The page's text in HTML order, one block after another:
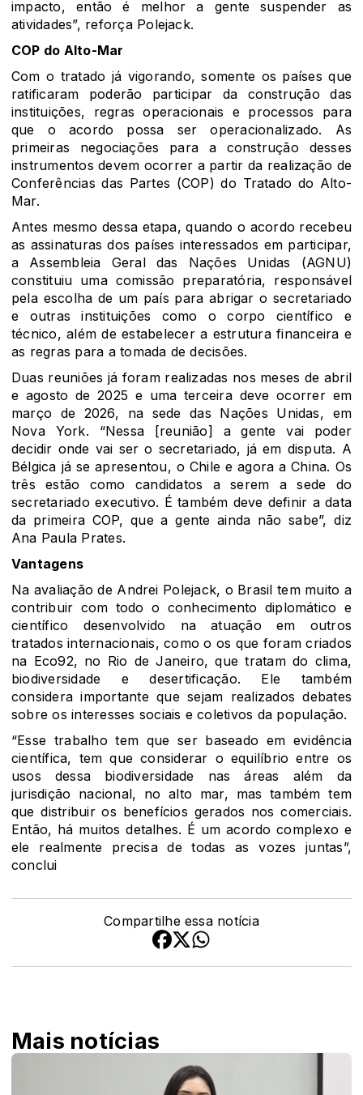
impacto, então é melhor a gente suspender as
atividades”, reforça Polejack.
COP do Alto-Mar
Com o tratado já vigorando, somente os países que
ratificaram poderão participar da construção das
instituições, regras operacionais e processos para
que o acordo possa ser operacionalizado. As
primeiras negociações para a construção desses
instrumentos devem ocorrer a partir da realização de
Conferências das Partes (COP) do Tratado do Alto-
Mar.
Antes mesmo dessa etapa, quando o acordo recebeu
as assinaturas dos países interessados em participar,
a Assembleia Geral das Nações Unidas (AGNU)
constituiu uma comissão preparatória, responsável
pela escolha de um país para abrigar o secretariado
e outras instituições como o corpo científico e
técnico, além de estabelecer a estrutura financeira e
as regras para a tomada de decisões.
Duas reuniões já foram realizadas nos meses de abril
e agosto de 2025 e uma terceira deve ocorrer em
março de 2026, na sede das Nações Unidas, em
Nova York. “Nessa [reunião] a gente vai poder
decidir onde vai ser o secretariado, já em disputa. A
Bélgica já se apresentou, o Chile e agora a China. Os
três estão como candidatos a serem a sede do
secretariado executivo. É também deve definir a data
da primeira COP, que a gente ainda não sabe”, diz
Ana Paula Prates.
Vantagens
Na avaliação de Andrei Polejack, o Brasil tem muito a
contribuir com todo o conhecimento diplomático e
científico desenvolvido na atuação em outros
tratados internacionais, como o os que foram criados
na Eco92, no Rio de Janeiro, que tratam do clima,
biodiversidade e desertificação. Ele também
considera importante que sejam realizados debates
sobre os interesses sociais e coletivos da população.
“Esse trabalho tem que ser baseado em evidência
científica, tem que considerar o equilíbrio entre os
usos dessa biodiversidade nas áreas além da
jurisdição nacional, no alto mar, mas também tem
que distribuir os benefícios gerados nos comerciais.
Então, há muitos detalhes. É um acordo complexo e
ele realmente precisa de todas as vozes juntas”,
conclui
Compartilhe essa notícia
Mais notícias